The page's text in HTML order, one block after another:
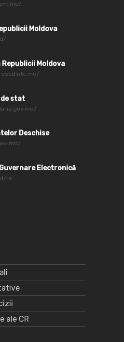
Moldova
Moldova
stat
Deschise
Electronică
ro
ale CR